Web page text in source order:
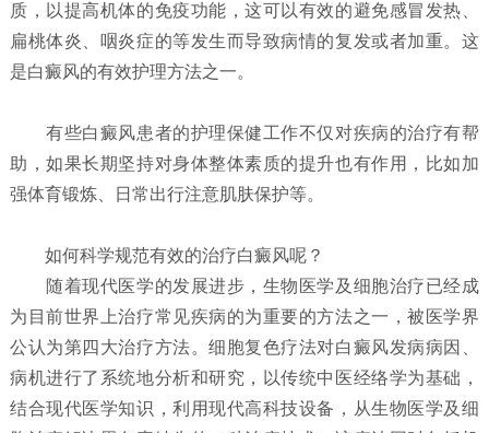
质，以提高机体的免疫功能，这可以有效的避免感冒发热、
扁桃体炎、咽炎症的等发生而导致病情的复发或者加重。这
是白癜风的有效护理方法之一。
有些白癜风患者的护理保健工作不仅对疾病的治疗有帮
助，如果长期坚持对身体整体素质的提升也有作用，比如加
强体育锻炼、日常出行注意肌肤保护等。
如何科学规范有效的治疗白癜风呢？
随着现代医学的发展进步，生物医学及细胞治疗已经成
为目前世界上治疗常见疾病的为重要的方法之一，被医学界
公认为第四大治疗方法。细胞复色疗法对白癜风发病病因、
病机进行了系统地分析和研究，以传统中医经络学为基础，
结合现代医学知识，利用现代高科技设备，从生物医学及细